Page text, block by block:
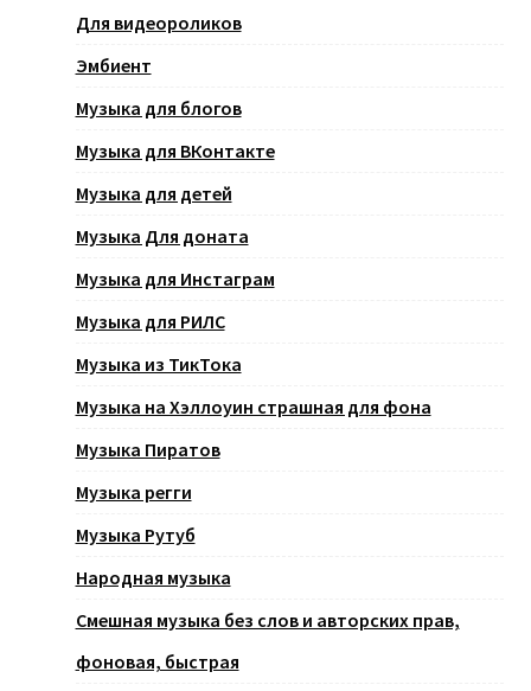
Для видеороликов
Эмбиент
Музыка для блогов
Музыка для ВКонтакте
Музыка для детей
Музыка Для доната
Музыка для Инстаграм
Музыка для РИЛС
Музыка из ТикТока
Музыка на Хэллоуин страшная для фона
Музыка Пиратов
Музыка регги
Музыка Рутуб
Народная музыка
Смешная музыка без слов и авторских прав,
фоновая, быстрая